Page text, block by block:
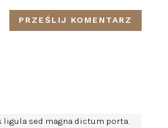
sed magna dictum porta.